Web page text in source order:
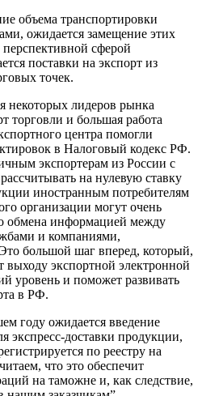
объема транспортировки
ожидается замещение этих
сферой
поставки на экспорт из
точек.
некоторых лидеров рынка
торговли и большая работа
центра помогли
в Налоговый кодекс РФ.
экспортерам из России с
на нулевую ставку
иностранным потребителям
организации могут очень
обмена информацией между
и компаниями,
большой шаг вперед, который,
выходу экспортной электронной
уровень и поможет развивать
в РФ.
году ожидается введение
экспресс-доставки продукции,
по реестру на
что это обеспечит
на таможне и, как следствие,